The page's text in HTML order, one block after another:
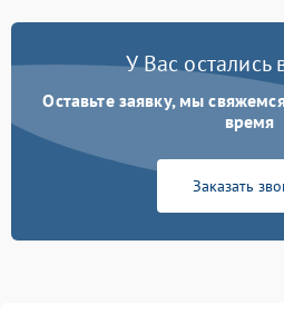
У Вас остались
Оставьте заявку, мы
время
Заказать